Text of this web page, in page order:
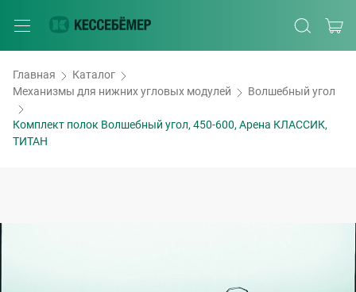
Главная
Каталог
Механизмы для нижних угловых модулей
Волшебный угол
Комплект полок Волшебный угол, 450-600, Арена КЛАССИК,
ТИТАН